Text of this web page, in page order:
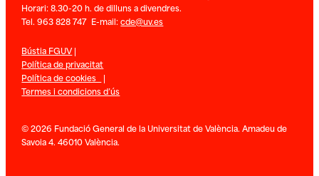
Horari: 8.30-20 h. de dilluns a divendres.
Tel. 963 828 747 E-mail:cde@uv.es
Bústia FGUV|
Política de privacitat
Política de cookies |
Termes i condicions d’ús
© 2026 Fundació General de la Universitat de València. Amadeu de
Savoia 4. 46010 València.